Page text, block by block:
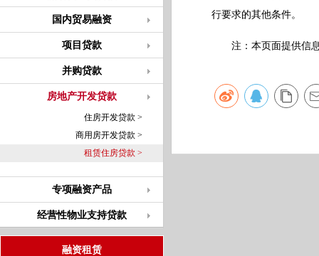
国内贸易融资
项目贷款
并购贷款
房地产开发贷款
住房开发贷款 >
商用房开发贷款 >
租赁住房贷款 >
专项融资产品
经营性物业支持贷款
融资租赁
行要求的其他条件。
注：本页面提供信息